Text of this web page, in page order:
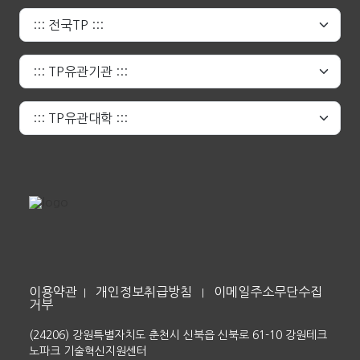
이용약관 개인정보취급방침
이메일주소무단수집
거부
(24206) 강원특별자치도 춘천시 신북읍 신북로 61-10 강원테크
노파크 기술혁신지원센터